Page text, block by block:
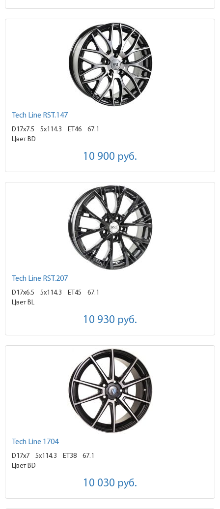
Tech Line RST.147
D17x7.5 5x114.3 ET46
67.1
Цвет BD
10 900 руб.
Tech Line RST.207
D17x6.5 5x114.3 ET45
67.1
Цвет BL
10 930 руб.
Tech Line 1704
D17x7 5x114.3 ET38
67.1
Цвет BD
10 030 руб.